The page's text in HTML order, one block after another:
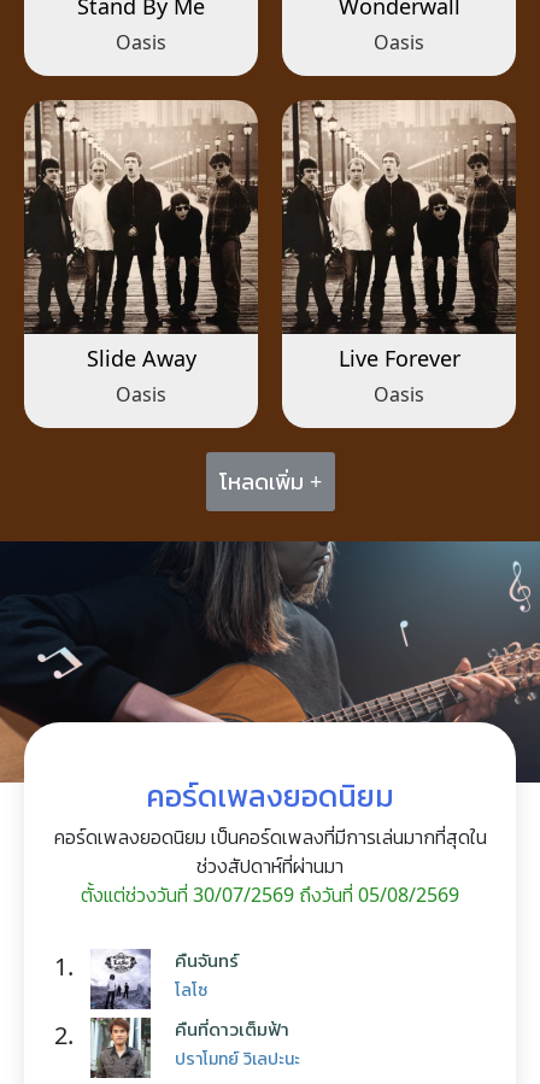
Stand By Me
Oasis
Wonderwall
Oasis
Slide Away
Oasis
Live Forever
Oasis
โหลดเพิ่ม +
คอร์ดเพลงยอดนิยม
คอร์ดเพลงยอดนิยม เป็นคอร์ดเพลงที่มีการเล่นมากที่สุดใน
ช่วงสัปดาห์ที่ผ่านมา
ตั้งแต่ช่วงวันที่ 30/07/2569 ถึงวันที่ 05/08/2569
1. คืนจันทร์
โลโซ
2. คืนที่ดาวเต็มฟ้า
ปราโมทย์ วิเลปะนะ